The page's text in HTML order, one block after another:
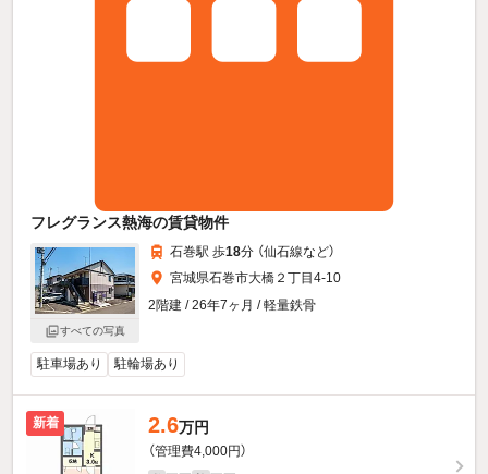
フレグランス熱海の賃貸物件
すべての写真
石巻駅 歩18分 （仙石線など）
宮城県石巻市大橋２丁目4-10
2階建 / 26年7ヶ月 / 軽量鉄骨
駐車場あり 駐輪場あり
新着 2.6万円
（管理費4,000円）